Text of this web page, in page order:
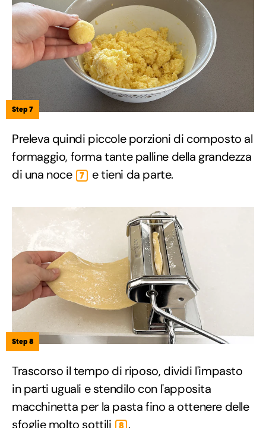
Step 7
Preleva quindi piccole porzioni di composto al
formaggio, forma tante palline della grandezza
di una noce
7 e tieni da parte.
Step 8
Trascorso il tempo di riposo, dividi l'impasto
in parti uguali e stendilo con l'apposita
macchinetta per la pasta fino a ottenere delle
sfoglie molto sottili
8 .